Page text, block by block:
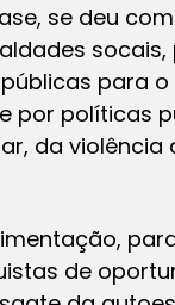
se deu
para
por políticas
da
de